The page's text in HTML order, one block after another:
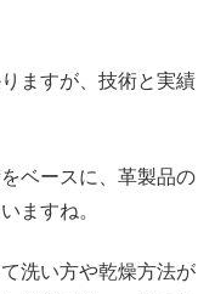
ますが、技術と実績
ベースに、革製品の
ますね。
洗い方や乾燥方法が